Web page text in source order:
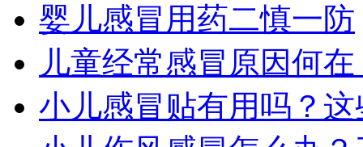
婴儿感冒用药二慎一防
儿童经常感冒原因何
小儿感冒贴有用吗？